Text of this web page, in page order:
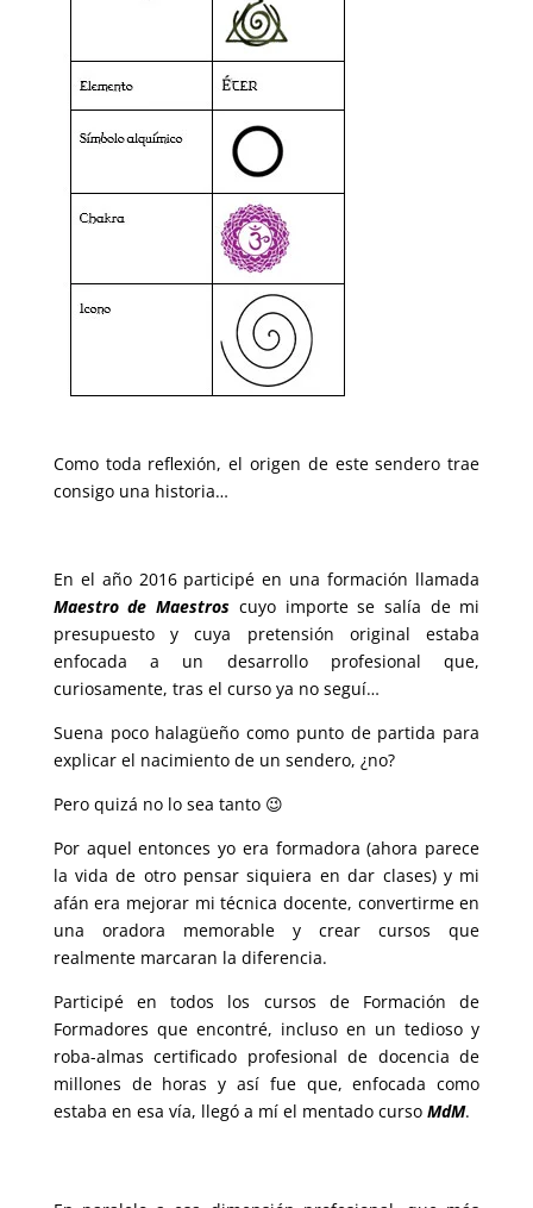
Como toda reflexión, el origen de este sendero trae
consigo una historia…
En el año 2016 participé en una formación llamada
Maestro de Maestros cuyo importe se salía de mi
presupuesto y cuya pretensión original estaba
enfocada a un desarrollo profesional que,
curiosamente, tras el curso ya no seguí…
Suena poco halagüeño como punto de partida para
explicar el nacimiento de un sendero, ¿no?
Pero quizá no lo sea tanto 😉
Por aquel entonces yo era formadora (ahora parece
la vida de otro pensar siquiera en dar clases) y mi
afán era mejorar mi técnica docente, convertirme en
una oradora memorable y crear cursos que
realmente marcaran la diferencia.
Participé en todos los cursos de Formación de
Formadores que encontré, incluso en un tedioso y
roba-almas certificado profesional de docencia de
millones de horas y así fue que, enfocada como
estaba en esa vía, llegó a mí el mentado curso MdM.